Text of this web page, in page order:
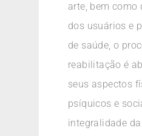
arte, bem como
dos usuários e
de saúde, o
reabilitação é
seus aspectos
psíquicos e
integralidade